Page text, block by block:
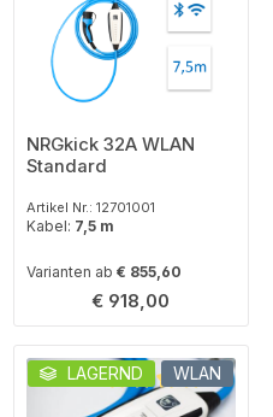
NRGkick 32A WLAN
Standard
Artikel Nr.: 12701001
Kabel: 7,5 m
Varianten ab € 855,60
Regulärer Preis:
€ 918,00
LAGERND
WLAN
Durchschnittliche